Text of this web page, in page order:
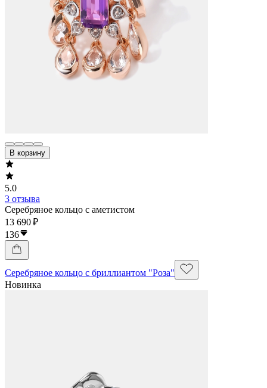
В корзину
5.0
3 отзыва
Серебряное кольцо с аметистом
13 690 ₽
136
Серебряное кольцо с бриллиантом "Роза"
Новинка